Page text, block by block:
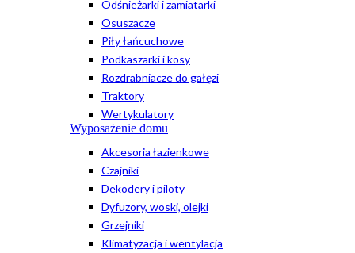
Odśnieżarki i zamiatarki
Osuszacze
Piły łańcuchowe
Podkaszarki i kosy
Rozdrabniacze do gałęzi
Traktory
Wertykulatory
Wyposażenie domu
Akcesoria łazienkowe
Czajniki
Dekodery i piloty
Dyfuzory, woski, olejki
Grzejniki
Klimatyzacja i wentylacja